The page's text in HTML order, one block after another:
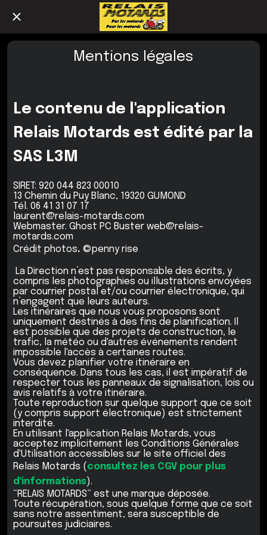
Mentions légales
Le contenu de l'application
Relais Motards est édité par la
SAS L3M
SIRET: 920 044 823 00010
13 Chemin du Puy Blanc, 19320 GUMOND
Tél. 06 41 31 07 17
laurent@relais-motards.com
Webmaster. Ghost PC Buster web@relais-
motards.com
Crédit photos. ©penny rise
La Direction n’est pas responsable des écrits, y
compris les photographies ou illustrations envoyées
par courrier postal et/ou courrier électronique, qui
n’engagent que leurs auteurs.
Les itinéraires que nous vous proposons sont
uniquement destinés à des fins de planification. Il
est possible que des projets de construction, le
trafic, la météo ou d'autres événements rendent
impossible l'accès à certaines routes.
Vous devez planifier votre itinéraire en
conséquence. Dans tous les cas, il est impératif de
respecter tous les panneaux de signalisation, lois ou
avis relatifs à votre itinéraire.
Toute reproduction sur quelque support que ce soit
(y compris support électronique) est strictement
interdite.
En utilisant l'application Relais Motards, vous
acceptez implicitement les Conditions Générales
d'Utilisation accessibles sur le site officiel des
Relais Motards (consultez les CGV pour plus
d'informations).
“RELAIS MOTARDS” est une marque déposée.
Toute récupération, sous quelque forme que ce soit
sans notre assentiment, sera susceptible de
poursuites judiciaires.